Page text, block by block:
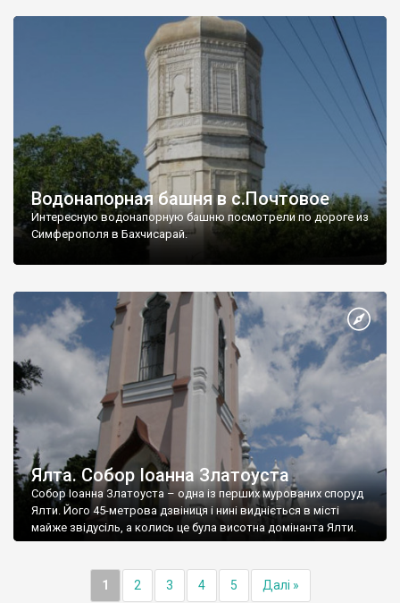
Водонапорная башня в с.Почтовое
Интересную водонапорную башню посмотрели по дороге из
Симферополя в Бахчисарай.
Ялта. Собор Іоанна Златоуста
Собор Іоанна Златоуста – одна із перших мурованих споруд
Ялти. Його 45-метрова дзвіниця і нині видніється в місті
майже звідусіль, а колись це була висотна домінанта Ялти.
1 2 3 4 5 Далі »